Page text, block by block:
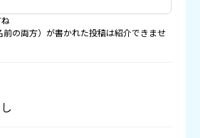
の両方）が書かれた投稿は紹介できませ